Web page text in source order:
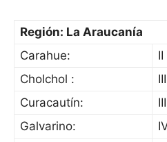
Región: La Araucanía
Carahue:
II
Cholchol :
III
Curacautí­n:
III
Galvarino: